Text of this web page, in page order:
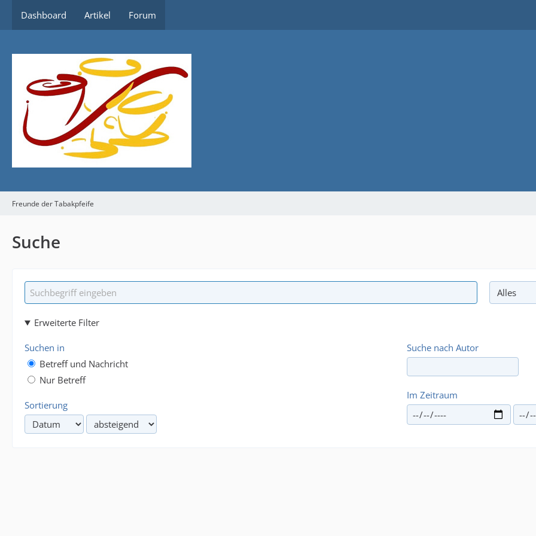
Dashboard Artikel Forum
Freunde der Tabakpfeife
Suche
Erweiterte Filter
Suchen in
Betreff und Nachricht
Nur Betreff
Sortierung
Suche nach Autor
Im Zeitraum